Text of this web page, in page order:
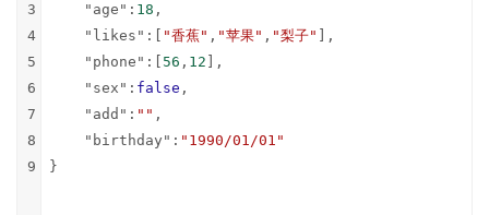
3
"age" : 18 ,
4
"likes" :[ "香蕉" , "苹果" , "梨子"
],
5
"phone" :[ 56 , 12 ],
6
"sex" : false ,
7
"add" : "" ,
8
"birthday" : "1990/01/01"
9
}